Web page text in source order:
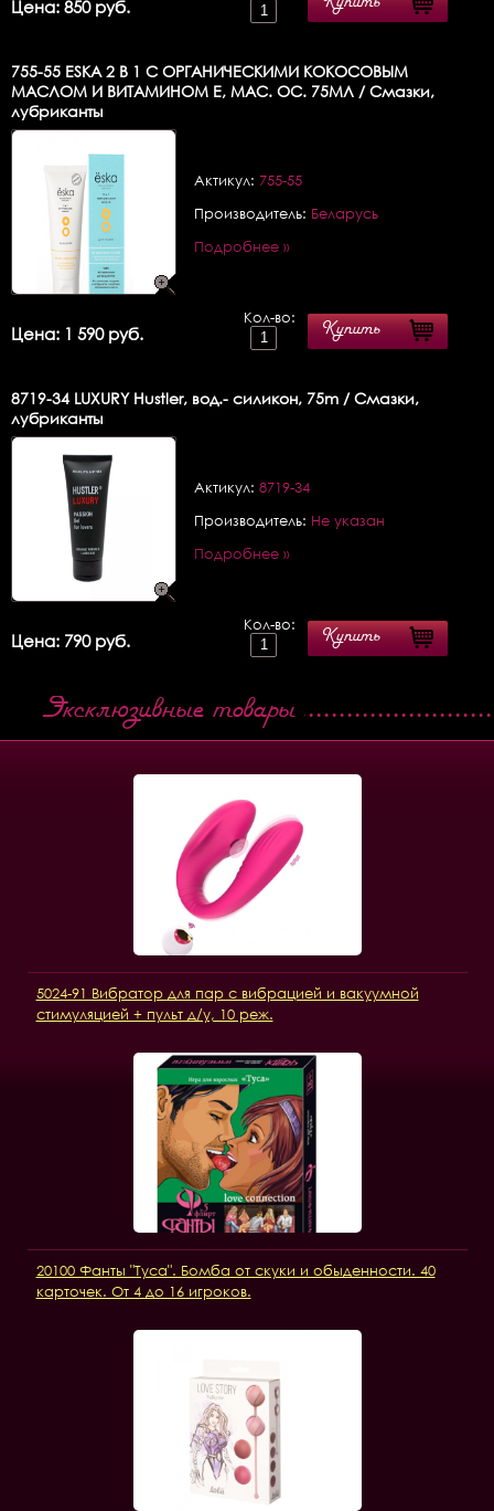
Цена: 850 руб.
755-55 ESKA 2 В 1 С ОРГАНИЧЕСКИМИ КОКОСОВЫМ
МАСЛОМ И ВИТАМИНОМ Е, МАС. ОС. 75МЛ / Смазки,
лубриканты
Актикул: 755-55
Производитель: Беларусь
Подробнее »
Цена: 1 590 руб.
Кол-во:
Купить
8719-34 LUXURY Hustler, вод.- силикон, 75m / Смазки,
лубриканты
Актикул: 8719-34
Производитель: Не указан
Подробнее »
Цена: 790 руб.
Кол-во:
Купить
Эксклюзивные товары
5024-91 Вибратор для пар с вибрацией и вакуумной
стимуляцией + пульт д/у, 10 реж.
20100 Фанты "Туса". Бомба от скуки и обыденности. 40
карточек. От 4 до 16 игроков.